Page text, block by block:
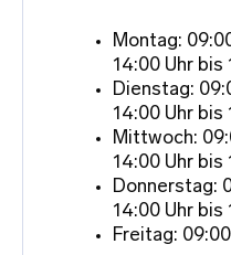
Montag:
14:00 Uhr bis
Dienstag:
14:00 Uhr bis
Mittwoch:
14:00 Uhr bis
Donnerstag:
14:00 Uhr bis
Freitag: